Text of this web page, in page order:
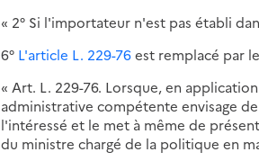
« 2° Si l'importateur n'est pas établi
6° L'article L. 229-76est remplacé par
« Art. L. 229-76. Lorsque, en
administrative compétente envisage
l'intéressé et le met à même de
du ministre chargé de la politique en